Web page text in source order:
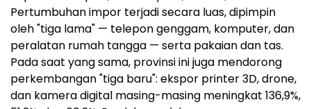
Pertumbuhan impor terjadi secara luas, dipimpin
oleh "tiga lama" — telepon genggam, komputer, dan
peralatan rumah tangga — serta pakaian dan tas.
Pada saat yang sama, provinsi ini juga mendorong
perkembangan "tiga baru": ekspor printer 3D, drone,
dan kamera digital masing-masing meningkat 136,9%,